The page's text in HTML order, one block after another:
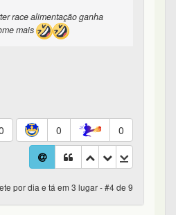
race alimentação ganha
mais
0 0
por dia e tá em 3 lugar - #4 de 9